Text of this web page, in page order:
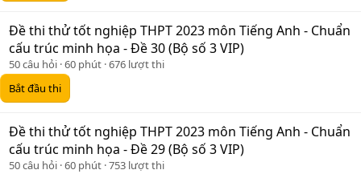
Đề thi thử tốt nghiệp THPT 2023 môn Tiếng Anh - Chuẩn
cấu trúc minh họa - Đề 30 (Bộ số 3 VIP)
50 câu hỏi 60 phút 676 lượt thi
Bắt đầu thi
Đề thi thử tốt nghiệp THPT 2023 môn Tiếng Anh - Chuẩn
cấu trúc minh họa - Đề 29 (Bộ số 3 VIP)
50 câu hỏi 60 phút 753 lượt thi